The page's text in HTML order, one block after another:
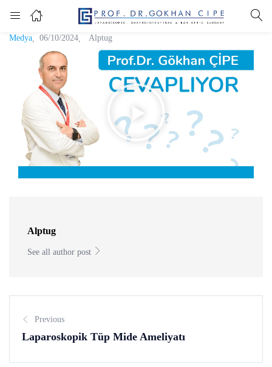
Medya 06/10/2024 Alptug
Alptug
See all author post
Previous
Laparoskopik Tüp Mide Ameliyatı